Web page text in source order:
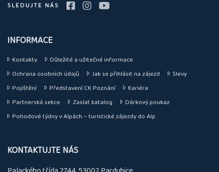
SLEDUJTE NÁS
INFORMACE
Kontakty
Důležité a užitečné informace
Ochrana osobních údajů
Jak se přihlásit na zájezd
Slevy
Pojištění
Představení CK Poznání
Kariéra
Partnerská sekce
Zaslat katalog
Dárkový poukaz
Pohodové týdny v Alpách – turistické zájezdy do Alp
KONTAKTUJTE NÁS